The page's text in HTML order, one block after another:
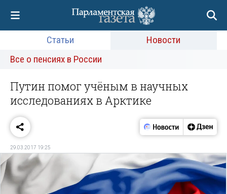
Статьи
Новости
Все о пенсиях в России
Путин помог учёным в научных
исследованиях в Арктике
29.03.2017 19:25